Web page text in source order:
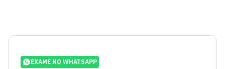
EXAME NO WHATSAPP